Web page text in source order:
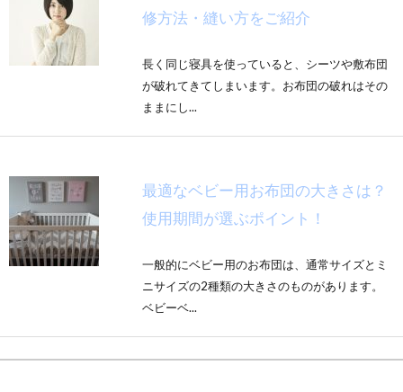
修方法・縫い方をご紹介
長く同じ寝具を使っていると、シーツや敷布団
が破れてきてしまいます。お布団の破れはその
ままにし...
最適なベビー用お布団の大きさは？
使用期間が選ぶポイント！
一般的にベビー用のお布団は、通常サイズとミ
ニサイズの2種類の大きさのものがあります。
ベビーベ...